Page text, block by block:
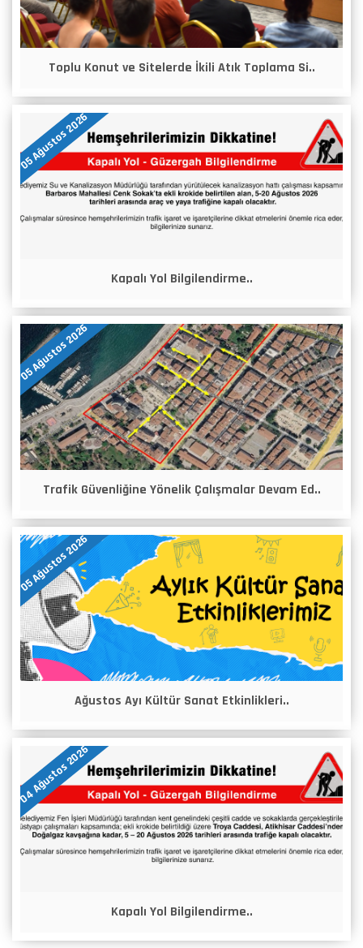
Toplu Konut ve Sitelerde İkili Atık Toplama Si..
05 Ağustos 2026
Kapalı Yol Bilgilendirme..
05 Ağustos 2026
Trafik Güvenliğine Yönelik Çalışmalar Devam Ed..
05 Ağustos 2026
Ağustos Ayı Kültür Sanat Etkinlikleri..
04 Ağustos 2026
Kapalı Yol Bilgilendirme..